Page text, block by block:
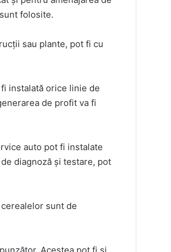
folosite.
sau plante, pot fi cu
instalată orice linie de
de profit va fi
auto pot fi instalate
diagnoză și testare, pot
sunt de